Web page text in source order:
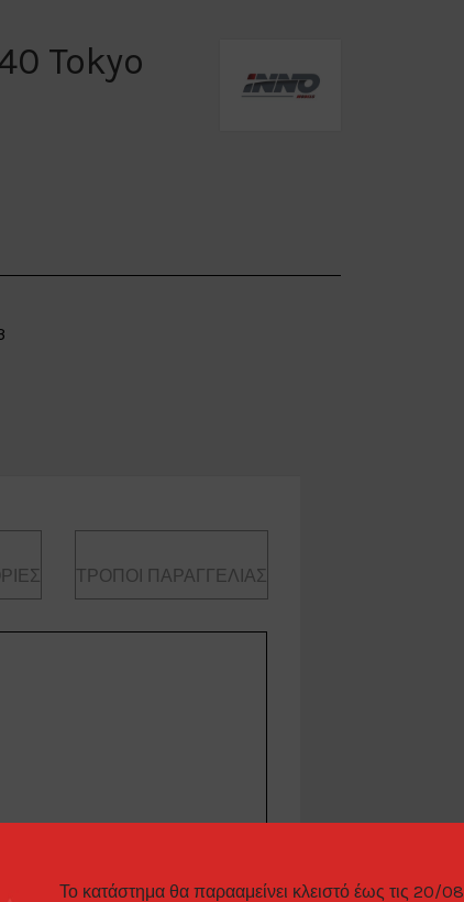
Το κατάστημα θα παρααμείνει κλειστό έως τις 20/08
Tokyo
ΤΡΌΠΟΙ ΠΑΡΑΓΓΕΛΊΑΣ
F40 Tokyo Salon, white